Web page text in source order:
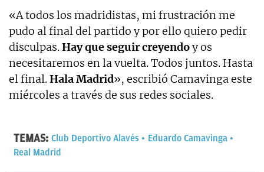
«A todos los madridistas, mi frustración me
pudo al final del partido y por ello quiero pedir
disculpas.Hay que seguir creyendoy os
necesitaremos en la vuelta. Todos juntos. Hasta
el final.Hala Madrid», escribió Camavinga este
miércoles a través de sus redes sociales.
TEMAS: Club Deportivo Alavés
Eduardo Camavinga
Real Madrid